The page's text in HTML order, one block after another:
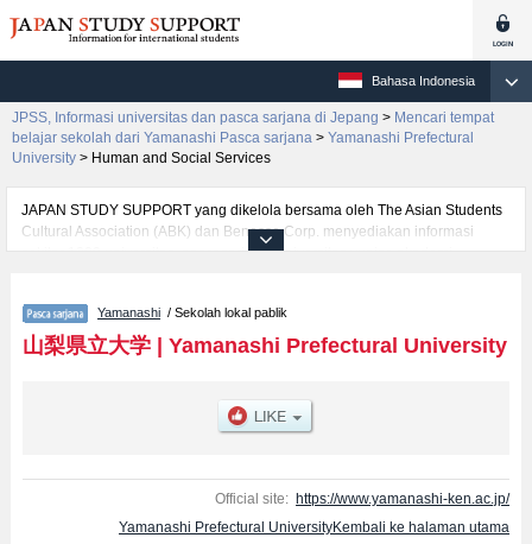
Bahasa Indonesia
JPSS, Informasi universitas dan pasca sarjana di Jepang > Mencari tempat
belajar sekolah dari Yamanashi Pasca sarjana > Yamanashi Prefectural
University > Human and Social Services
JAPAN STUDY SUPPORT yang dikelola bersama oleh The Asian Students
Cultural Association (ABK) dan Benesse Corp. menyediakan informasi
sekitar 1300 universitas, pascasarjana, universitas yunior, akademi
mencakup informasi per jurusan riset seperti %% research %%, serta
berbagai informasi yang berguna bagi mahasiswa(i) mancanegara seperti
kuota untuk jumlah pendaftar dan jumlah kelulusan ujian masuk
kampus, akses jalan, dan lainnya. Silakan memanfaatkannya.
Yamanashi / Sekolah lokal pablik
山梨県立大学| Yamanashi Prefectural University
Official site: https://www.yamanashi-ken.ac.jp/
Yamanashi Prefectural UniversityKembali ke halaman utama